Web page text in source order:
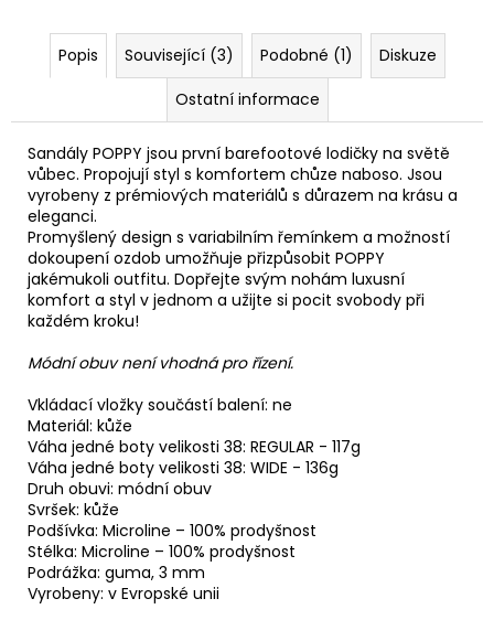
Popis Související (3) Podobné (1)
Diskuze
Ostatní informace
Sandály POPPY jsou první barefootové lodičky na světě
vůbec. Propojují styl s komfortem chůze naboso. Jsou
vyrobeny z prémiových materiálů s důrazem na krásu a
eleganci.
Promyšlený design s variabilním řemínkem a možností
dokoupení ozdob umožňuje přizpůsobit POPPY
jakémukoli outfitu. Dopřejte svým nohám luxusní
komfort a styl v jednom a užijte si pocit svobody při
každém kroku!
Módní obuv není vhodná pro řízení.
Vkládací vložky součástí balení: ne
Materiál: kůže
Váha jedné boty velikosti 38: REGULAR - 117g
Váha jedné boty velikosti 38: WIDE - 136g
Druh obuvi: módní obuv
Svršek: kůže
Podšívka: Microline – 100% prodyšnost
Stélka: Microline – 100% prodyšnost
Podrážka: guma, 3 mm
Vyrobeny: v Evropské unii